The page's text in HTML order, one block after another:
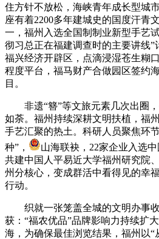
住方针不放松，海峡青年成长型城
座有着2200多年建城史的国度汗青
一，福州入选全国制制业新型手艺
彻习总正在福建调查时的主要讲线”
福兴经济开辟区，点滴浸湿苍生糊
程度平台，福马财产合做园区签约
目。
非遗“簪”等文旅元素几次出圈，
如荼。福州持续深耕文明扶植，福
手艺汇聚的热土。科研人员聚焦环
种”，
山海联袂，22家企业入选
共建中国人平易近大学福州研究院
州分核心，变成群活中看得见的幸
行动。
织就一张笼盖全城的文明办事收
获：“福农优品”品牌影响力持续扩
海，为确保最佳浏览结果，福州以“